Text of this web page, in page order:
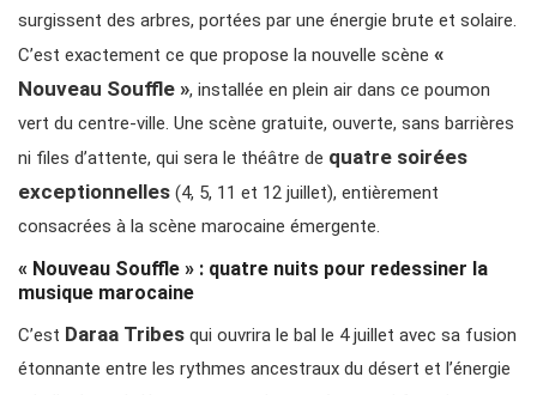
surgissent des arbres, portées par une énergie brute et solaire.
C’est exactement ce que propose la nouvelle scène «
Nouveau Souffle », installée en plein air dans ce poumon
vert du centre-ville. Une scène gratuite, ouverte, sans barrières
ni files d’attente, qui sera le théâtre de quatre soirées
exceptionnelles (4, 5, 11 et 12 juillet), entièrement
consacrées à la scène marocaine émergente.
« Nouveau Souffle » : quatre nuits pour redessiner la
musique marocaine
C’est Daraa Tribes qui ouvrira le bal le 4 juillet avec sa fusion
étonnante entre les rythmes ancestraux du désert et l’énergie